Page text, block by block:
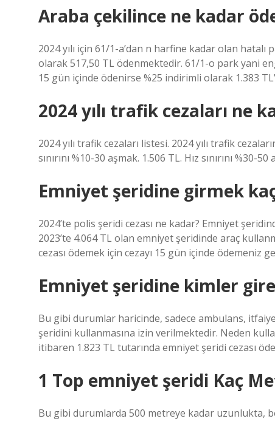
Araba çekilince ne kadar
2024 yılı için 61/1-a’dan n harfine kadar olan
olarak 517,50 TL ödenmektedir. 61/1-o park yani
15 gün içinde ödenirse %25 indirimli olarak 1.383
2024 yılı trafik cezaları ne
2024 yılı trafik cezaları listesi. 2024 yılı trafik
sınırını %10-30 aşmak. 1.506 TL. Hız sınırını %30-
Emniyet şeridine girmek
2024’te polis şeridi cezası ne kadar? Emniyet
2023’te 4.064 TL olan emniyet şeridinde araç
cezası ödemek için cezayı 15 gün içinde ödemeniz
Emniyet şeridine kimler
Bu gibi durumlar haricinde, sadece ambulans,
şeridini kullanmasına izin verilmektedir. Neden
itibaren 1.823 TL tutarında emniyet şeridi cezası
1 Top emniyet şeridi Kaç
Bu gibi durumlarda 500 metreye kadar uzunlukta,